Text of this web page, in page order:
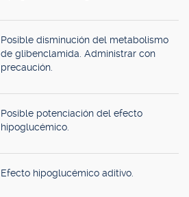
Posible disminución del metabolismo
de glibenclamida. Administrar con
precaución.
Posible potenciación del efecto
hipoglucémico.
Efecto hipoglucémico aditivo.